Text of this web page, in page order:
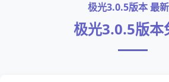
极光3.0.5版本 最
极光3.0.5版本